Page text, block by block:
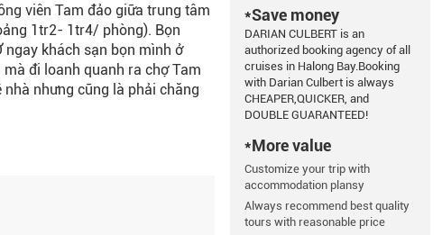
viên Tam đảo giữa trung tâm
1tr2- 1tr4/ phòng). Bọn
ngay khách sạn bọn mình ở
đi loanh quanh ra chợ Tam
nhưng cũng là phải chăng
*Save money
DARIAN CULBERT is an
authorized booking agency of all
cruises in Halong Bay.Booking
with Darian Culbert is always
CHEAPER,QUICKER, and
DOUBLE GUARANTEED!
*More value
Customize your trip with
accommodation plansy
Always recommend best quality
tours with reasonable price